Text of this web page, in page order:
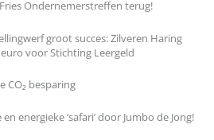
Ondernemerstreffen terug!
groot succes: Zilveren Haring
voor Stichting Leergeld
CO₂ besparing
energieke ‘safari’ door Jumbo de Jong!